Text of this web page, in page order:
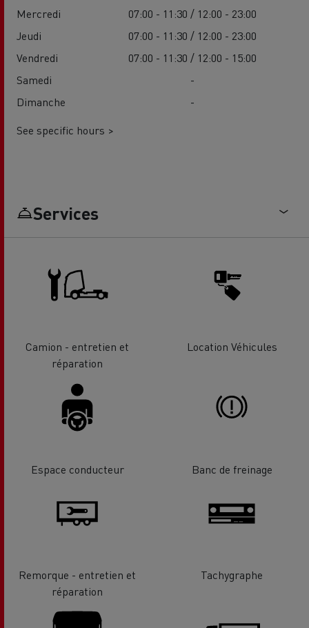
Mercredi
07:00 - 11:30 / 12:00 - 23:00
Jeudi
07:00 - 11:30 / 12:00 - 23:00
Vendredi
07:00 - 11:30 / 12:00 - 15:00
Samedi
-
Dimanche
-
See specific hours >
Services
Camion - entretien et
réparation
Location Véhicules
Espace conducteur Banc de freinage
Remorque - entretien et
réparation
Tachygraphe